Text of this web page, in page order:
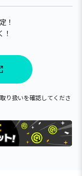
！
り扱いを確認してくださ